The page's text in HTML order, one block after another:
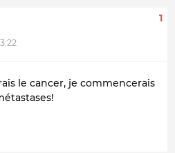
1
le cancer, je commencerais